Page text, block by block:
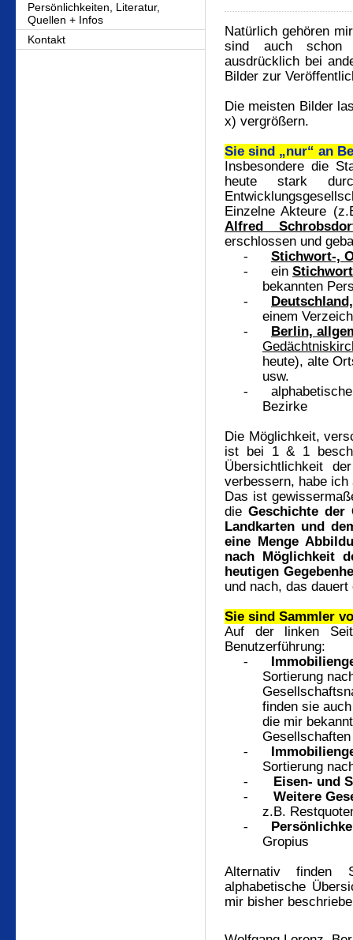
Persönlichkeiten, Literatur,
Quellen + Infos
Kontakt
Natürlich gehören
sind auch schon
ausdrücklich bei
Bilder zur
Die meisten Bilder
x) vergrößern.
Sie sind „nur“ an
Insbesondere die
heute stark
Einzelne Akteure
Alfred
erschlossen und
-
Stichwort-,
-
ein
bekannten
-
einem
-
Berlin,
heute), alte
usw.
-
Bezirke
Die Möglichkeit,
ist bei 1 & 1
Übersichtlichkeit
verbessern, habe
Das ist
dieGeschichte der
Landkarten und
eine Menge
nach Möglichkeit
heutigen
und nach, das dauert
Sie sind Sammler
Auf der linken
Benutzerführung:
-
Sortierung
finden sie
die mir
-
Sortierung
-
Eisen- und
-
Weitere
z.B.
-
Gropius
Alternativ
alphabetische
mir bisher